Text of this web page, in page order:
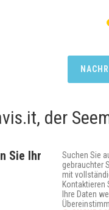
der
Sie Ihr
Suchen Sie
gebrauchter
mit
Kontaktieren
Ihre Daten